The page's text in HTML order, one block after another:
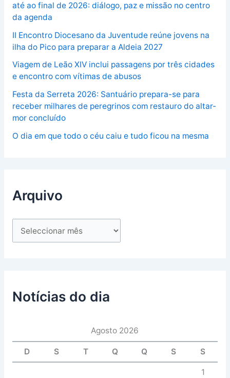
até ao final de 2026: diálogo, paz e missão no centro
da agenda
II Encontro Diocesano da Juventude reúne jovens na
ilha do Pico para preparar a Aldeia 2027
Viagem de Leão XIV inclui passagens por três cidades
e encontro com vítimas de abusos
Festa da Serreta 2026: Santuário prepara-se para
receber milhares de peregrinos com restauro do altar-
mor concluído
O dia em que todo o céu caiu e tudo ficou na mesma
Arquivo
Notícias do dia
Agosto 2026
D S T Q Q S S
1